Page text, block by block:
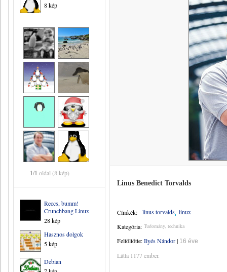
8 kép
1/1 oldal (8 kép)
Reccs, bumm!
Crunchbang Linux
28 kép
Hasznos dolgok
5 kép
Debian
Linus Benedict Torvalds
Címkék: linus torvalds linux
Kategória: Tudomány, technika
Feltöltötte:Ilyés Nándor| 16 éve
Látta 1177 ember.